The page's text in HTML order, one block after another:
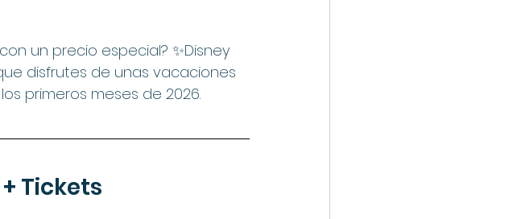
un precio especial? ✨Disney
disfrutes de unas vacaciones
primeros meses de 2026.
Tickets